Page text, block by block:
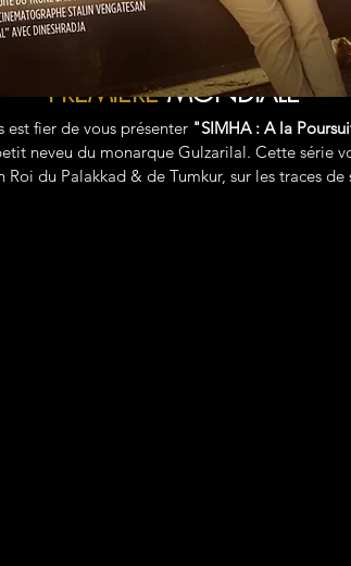
PREMIEREMONDIALE
est fier de vous présenter "SIMHA : A la
neveu du monarque Gulzarilal. Cette série
du Palakkad & de Tumkur, sur les traces